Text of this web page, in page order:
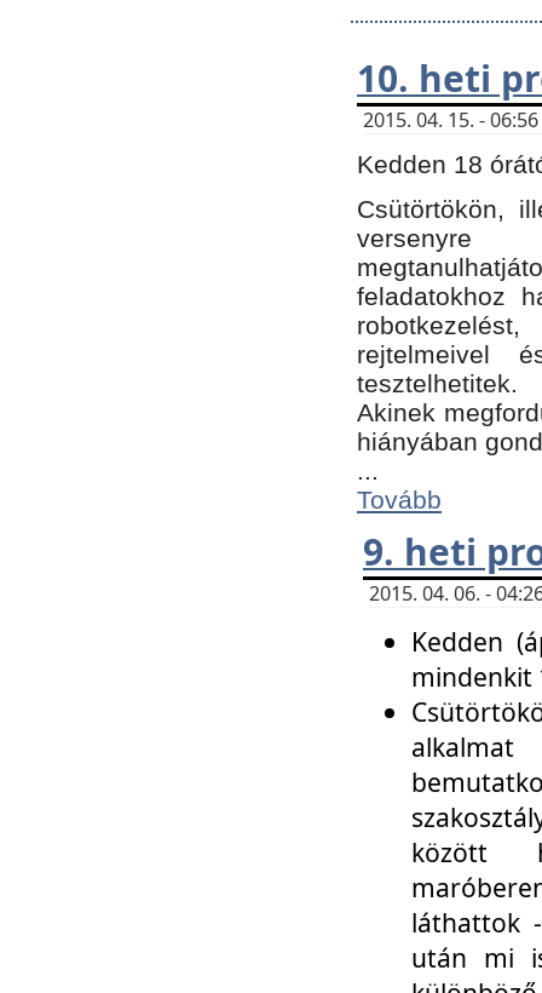
10. heti
2015. 04. 15. -
Kedden 18
Csütörtökön,
versenyre
feladatokhoz
rejtelmeivel
tesztelhetitek.
Akinek
hiányában
...
Tovább
9. heti
2015. 04. 06. -
Kedden
mindenkit
között
láthattok
után mi